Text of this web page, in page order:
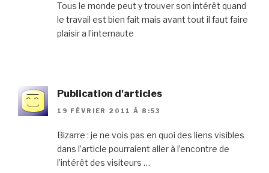
Tous le monde peut y trouver son intérêt quand
le travail est bien fait mais avant tout il faut faire
plaisir a l’internaute
Publication d'articles
19 FÉVRIER 2011 À 8:53
Bizarre : je ne vois pas en quoi des liens visibles
dans l’article pourraient aller à l’encontre de
l’intérêt des visiteurs …